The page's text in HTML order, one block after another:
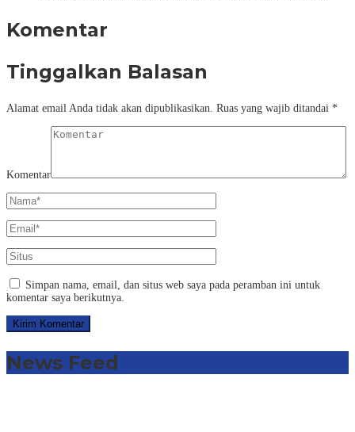
Komentar
Tinggalkan Balasan
Alamat email Anda tidak akan dipublikasikan. Ruas yang wajib ditandai *
Komentar
Simpan nama, email, dan situs web saya pada peramban ini untuk
komentar saya berikutnya.
News Feed